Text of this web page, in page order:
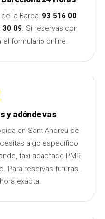
la Barca: 93 516 00
30 09. Si reservas con
el formulario online.
y adónde vas
en Sant Andreu de
algo específico
taxi adaptado PMR
Para reservas futuras,
exacta.